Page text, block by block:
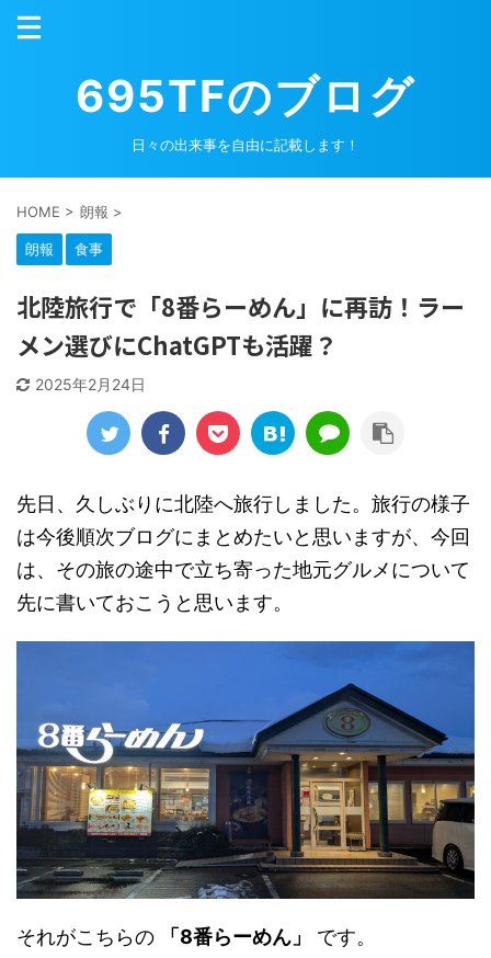
695TFのブログ
日々の出来事を自由に記載します！
HOME > 朗報 >
朗報 食事
北陸旅行で「8番らーめん」に再訪！ラー
メン選びにChatGPTも活躍？
2025年2月24日
先日、久しぶりに北陸へ旅行しました。旅行の様子
は今後順次ブログにまとめたいと思いますが、今回
は、その旅の途中で立ち寄った地元グルメについて
先に書いておこうと思います。
それがこちらの 「8番らーめん」 です。